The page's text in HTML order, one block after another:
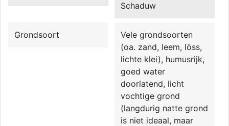
Schaduw
Grondsoort
Vele grondsoorten
(oa. zand, leem, löss,
lichte klei), humusrijk,
goed water
doorlatend, licht
vochtige grond
(langdurig natte grond
is niet ideaal, maar